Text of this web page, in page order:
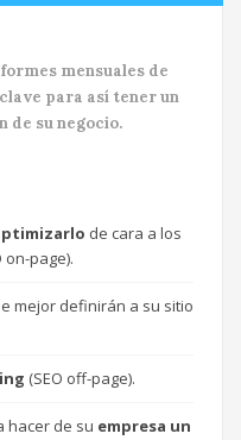
mensuales de
para así tener un
de su negocio.
de cara a los
on-page).
mejor definirán a su sitio
(SEO off-page).
hacer de su empresa un